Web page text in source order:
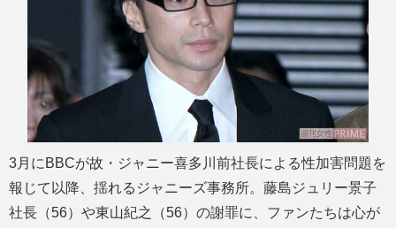
3月にBBCが故・ジャニー喜多川前社長による性加害問題を
報じて以降、揺れるジャニーズ事務所。藤島ジュリー景子
社長（56）や東山紀之（56）の謝罪に、ファンたちは心が